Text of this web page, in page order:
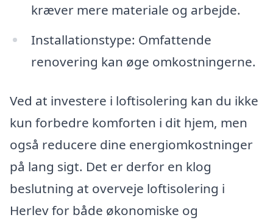
kræver mere materiale og arbejde.
Installationstype: Omfattende
renovering kan øge omkostningerne.
Ved at investere i loftisolering kan du ikke
kun forbedre komforten i dit hjem, men
også reducere dine energiomkostninger
på lang sigt. Det er derfor en klog
beslutning at overveje loftisolering i
Herlev for både økonomiske og